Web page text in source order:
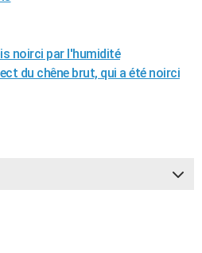
noirci par l'humidité
du chêne brut, qui a été noirci